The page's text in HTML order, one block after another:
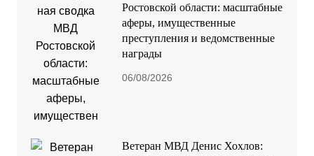
Ростовской области: масштабные
аферы, имущественные
преступления и ведомственные
награды
06/08/2026
Ветеран МВД Денис Хохлов: